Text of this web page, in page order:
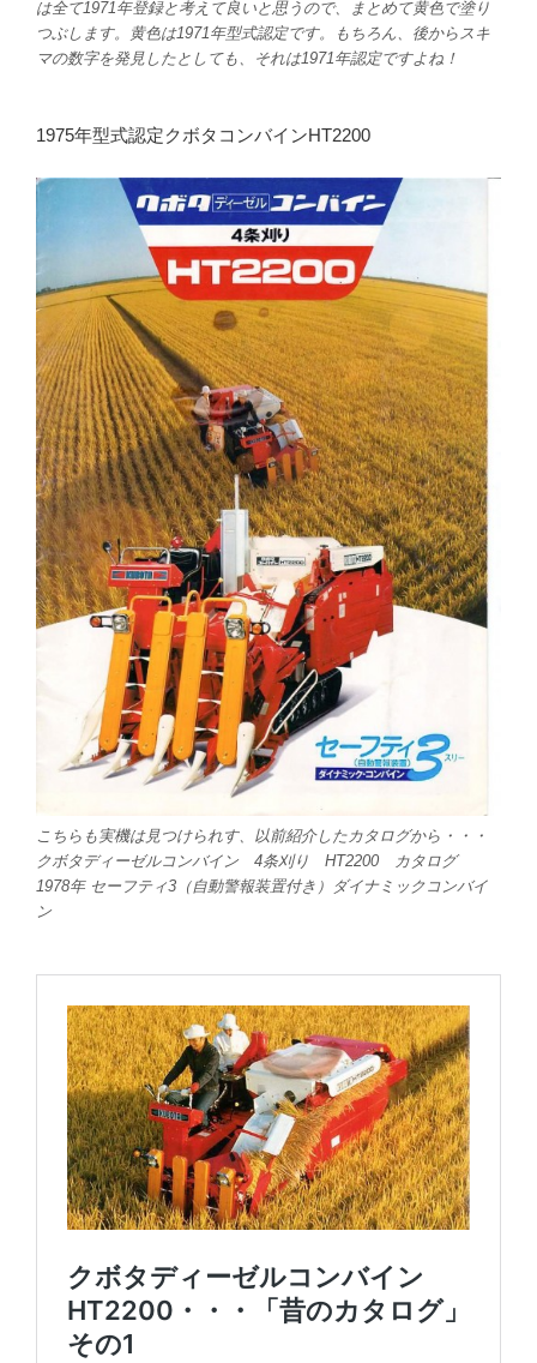
は全て1971年登録と考えて良いと思うので、まとめて黄色で塗り
つぶします。黄色は1971年型式認定です。もちろん、後からスキ
マの数字を発見したとしても、それは1971年認定ですよね！
1975年型式認定クボタコンバインHT2200
こちらも実機は見つけられす、以前紹介したカタログから・・・
クボタディーゼルコンバイン 4条刈り HT2200 カタログ
1978年 セーフティ3（自動警報装置付き）ダイナミックコンバイ
ン